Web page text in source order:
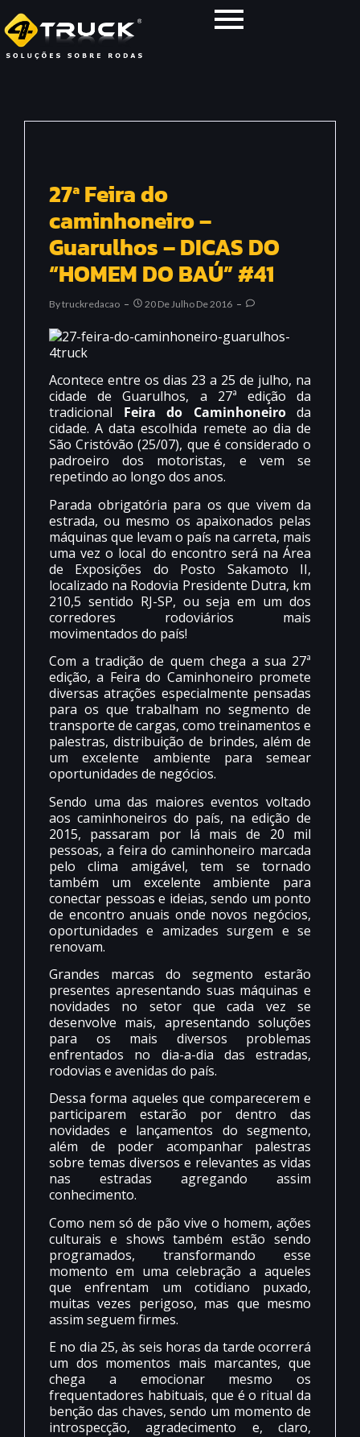
27ª Feira do
caminhoneiro –
Guarulhos – DICAS DO
“HOMEM DO BAÚ” #41
ByTruckredacao 20 De Julho De 2016
Acontece entre os dias 23 a 25 de julho, na
cidade de Guarulhos, a 27ª edição da
tradicional Feira do Caminhoneiroda
cidade. A data escolhida remete ao dia de
São Cristóvão (25/07), que é considerado o
padroeiro dos motoristas, e vem se
repetindo ao longo dos anos.
Parada obrigatória para os que vivem da
estrada, ou mesmo os apaixonados pelas
máquinas que levam o país na carreta, mais
uma vez o local do encontro será na Área
de Exposições do Posto Sakamoto II,
localizado na Rodovia Presidente Dutra, km
210,5 sentido RJ-SP, ou seja em um dos
corredores rodoviários mais
movimentados do país!
Com a tradição de quem chega a sua 27ª
edição, a Feira do Caminhoneiro promete
diversas atrações especialmente pensadas
para os que trabalham no segmento de
transporte de cargas, como treinamentos e
palestras, distribuição de brindes, além de
um excelente ambiente para semear
oportunidades de negócios.
Sendo uma das maiores eventos voltado
aos caminhoneiros do país, na edição de
2015, passaram por lá mais de 20 mil
pessoas, a feira do caminhoneiro marcada
pelo clima amigável, tem se tornado
também um excelente ambiente para
conectar pessoas e ideias, sendo um ponto
de encontro anuais onde novos negócios,
oportunidades e amizades surgem e se
renovam.
Grandes marcas do segmento estarão
presentes apresentando suas máquinas e
novidades no setor que cada vez se
desenvolve mais, apresentando soluções
para os mais diversos problemas
enfrentados no dia-a-dia das estradas,
rodovias e avenidas do país.
Dessa forma aqueles que comparecerem e
participarem estarão por dentro das
novidades e lançamentos do segmento,
além de poder acompanhar palestras
sobre temas diversos e relevantes as vidas
nas estradas agregando assim
conhecimento.
Como nem só de pão vive o homem, ações
culturais e shows também estão sendo
programados, transformando esse
momento em uma celebração a aqueles
que enfrentam um cotidiano puxado,
muitas vezes perigoso, mas que mesmo
assim seguem firmes.
E no dia 25, às seis horas da tarde ocorrerá
um dos momentos mais marcantes, que
chega a emocionar mesmo os
frequentadores habituais, que é o ritual da
benção das chaves, sendo um momento de
introspecção, agradecimento e, claro,